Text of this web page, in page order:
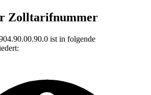
Zolltarifnummer
ist in folgende